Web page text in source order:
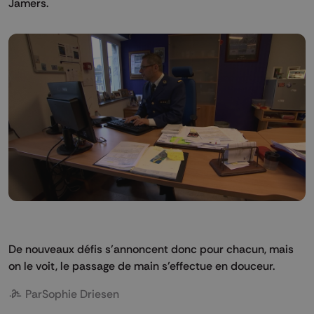
Jamers.
De nouveaux défis s’annoncent donc pour chacun, mais
on le voit, le passage de main s’effectue en douceur.
ParSophie Driesen